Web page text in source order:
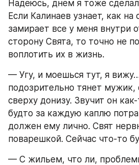
Надеюсь, днем я тоже
Если Калинаев узнает, как
замирает все у меня внутри
сторону Свята, то точно не
воплотить их в жизнь.
— Угу, и моешься тут, я
подозрительно тянет мужик,
сверху донизу. Звучит он
будто за каждую каплю
должен ему лично. Свят
поварешкой. Сейчас что-то
— С жильем, что ли,